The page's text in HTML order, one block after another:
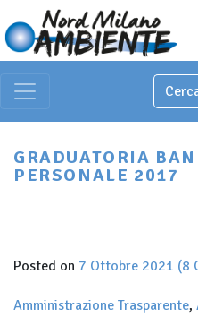
Main Navigation
GRADUATORIA
PERSONALE 2017
Posted on 7 Ottobre 2021 (8
Amministrazione Trasparente,